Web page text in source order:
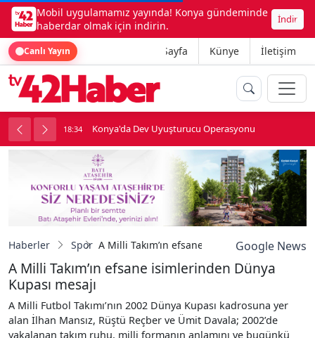
Mobil uygulamamız yayında! Konya gündeminde
haberdar olmak için indirin.
İndir
Canlı Yayın Ana Sayfa Künye İletişim
18:34 Konya'da Dev Uyuşturucu Operasyonu
Haberler Spor A Milli Takım’ın efsane isimlerinden Dünya
Google News
A Milli Takım’ın efsane isimlerinden Dünya
Kupası mesajı
A Milli Futbol Takımı’nın 2002 Dünya Kupası kadrosuna yer
alan İlhan Mansız, Rüştü Reçber ve Ümit Davala; 2002’de
yakalanan takım ruhu, milli formanın anlamını ve bugünkü